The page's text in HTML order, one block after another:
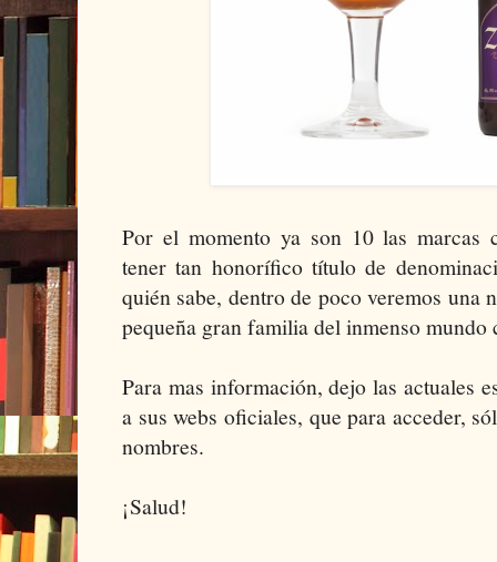
Por el momento ya son 10 las marcas
tener tan honorífico título de
quién sabe, dentro de poco veremos una
pequeña gran familia del inmenso
Para mas información, dejo las actuales
a sus webs oficiales, que para acceder,
nombres.
¡Salud!